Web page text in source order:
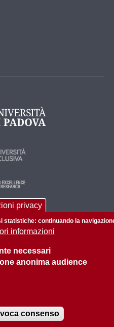
- Tutti i diritti riservati
sito Privacy policy
privacy
statistiche: continuando la
informazioni
necessari
anonima audience
consenso